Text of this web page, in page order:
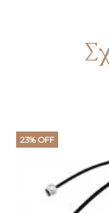
23% OFF